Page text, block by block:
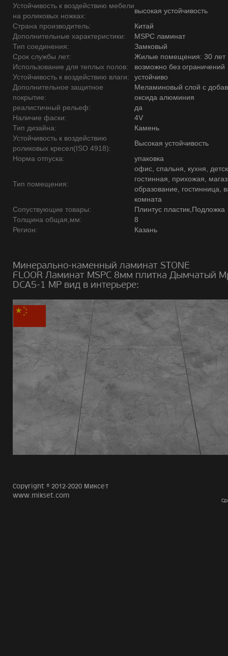
Устойчивость к воздействию мебели
на роликовых ножках:
высокая устойчивость
Страна производитель:
Китай
Дополнительные характеристики:
MSPC ламинат
Тип соединения:
Замковый
Срок службы лет:
Жилые помещения: 30 лет
Использование для теплых полов:
возможно без ограничений
Устойчивость к воздействию влаги:
устойчиво
Дополнительное защитное
покрытие:
Меламиновый слой с
оксида алюминия
реалистичный рельеф:
да
Наличие фаски:
4V
Тип дизайна:
Камень
Устойчивость к воздействию
роликовых кресел(ISO 4918):
Высокая устойчивость
Норма отпуска:
упаковка
Тип помещения:
офис, спальня, кухня,
гостинная, прихожая,
образование, гостинница,
комната
Сопуствующие товары:
Плинтус пластик,Подложка
Толщина общая,мм:
8
Регион:
Казань
Минерально-каменный ламинат STONE
FLOOR Ламинат MSPC 8мм плитка Дымчатый
DCA5-1 MP вид в интерьере:
Copyright © 2012-2020 Миксет
www.mikset.com